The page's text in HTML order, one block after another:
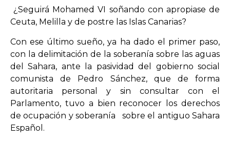
¿Seguirá Mohamed VI soñando con apropiase de
Ceuta, Melilla y de postre las Islas Canarias?
Con ese último sueño, ya ha dado el primer paso,
con la delimitación de la soberanía sobre las aguas
del Sahara, ante la pasividad del gobierno social
comunista de Pedro Sánchez, que de forma
autoritaria personal y sin consultar con el
Parlamento, tuvo a bien reconocer los derechos
de ocupación y soberanía sobre el antiguo Sahara
Español.